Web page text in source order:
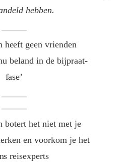
hebben.
heeft geen vrienden
beland in de bijpraat-
fase’
botert het niet met je
en voorkom je het
reisexperts